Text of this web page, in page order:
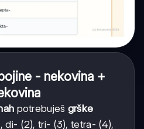
- nekovina +
potrebuješ grške
di- (2), tri- (3), tetra- (4),